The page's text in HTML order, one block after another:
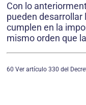
Con lo
pueden desarrollar
cumplen en la
mismo orden que
60 Ver artículo 330 del